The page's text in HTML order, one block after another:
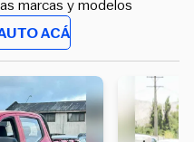
marcas y modelos
ACÁ